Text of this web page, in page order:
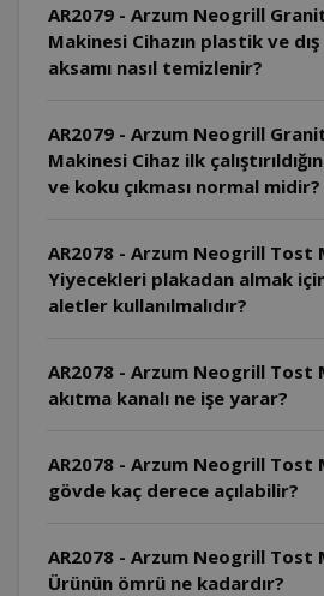
AR2079 - Arzum Neogrill
Makinesi Cihazın plastik ve
aksamı nasıl temizlenir?
AR2079 - Arzum Neogrill
Makinesi Cihaz ilk
ve koku çıkması normal midir?
AR2078 - Arzum Neogrill Tost
Yiyecekleri plakadan almak
aletler kullanılmalıdır?
AR2078 - Arzum Neogrill Tost
akıtma kanalı ne işe yarar?
AR2078 - Arzum Neogrill Tost
gövde kaç derece açılabilir?
AR2078 - Arzum Neogrill Tost
Ürünün ömrü ne kadardır?